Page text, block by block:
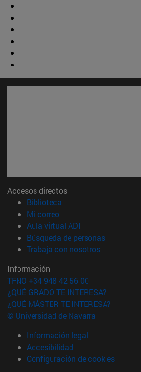
Accesos directos
Biblioteca
Mi correo(abre en nueva ventana)
Aula virtual ADI
Búsqueda de personas(abre en
Trabaja con nosotros(abre en
Información
TFNO +34 948 42 56 00
¿QUÉ GRADO TE INTERESA?
¿QUÉ MÁSTER TE INTERESA?
© Universidad de Navarra
Información legal
Accesibilidad
Configuración de cookies